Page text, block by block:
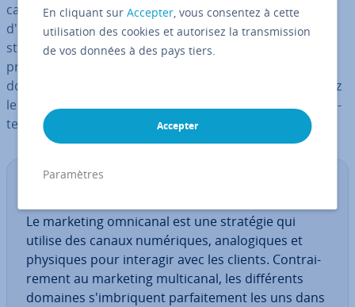
ca­nal car les clients peuvent prendre leurs décisions
d'achat à tout moment et en tout lieu. La qualité de la
stratégie om­ni­ca­nale dépend du produit offert et du
profil du client. Une analyse complète des données est
donc né­ces­saire au préalable. Faites le saut et optimisez
le rendement de votre budget marketing grâce à une in­
te­rac­tion omnicanal avec vos clients.
Le marketing omnicanal est une stratégie qui
utilise des canaux nu­mé­riques, ana­lo­giques et
physiques pour interagir avec les clients. Con­trai­
re­ment au marketing mul­ti­ca­nal, les dif­fé­rents
domaines s'im­bri­quent par­fai­te­ment les uns dans
En cliquant surAccepter, vous consentez à cette
utilisation des cookies et autorisez la transmission
de vos données à des pays tiers.
Accepter
Paramètres